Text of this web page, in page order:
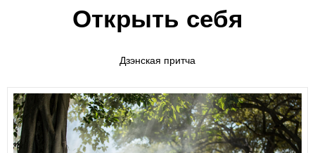
Открыть себя
Дзэнская притча